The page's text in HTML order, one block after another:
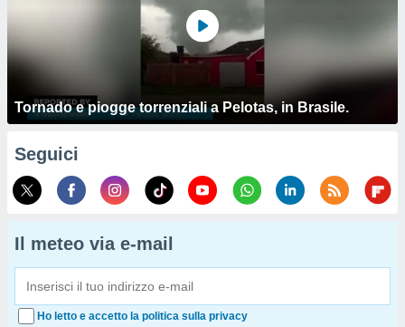
Tornado e piogge torrenziali a Pelotas, in Brasile.
Seguici
Il meteo via e-mail
Ho letto e accetto la politica sulla privacy